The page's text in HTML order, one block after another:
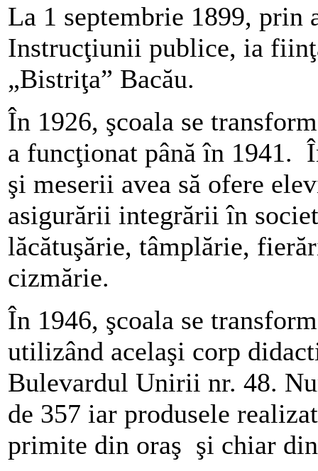
La 1 septembrie 1899,
Instrucţiunii publice, ia
„Bistriţa” Bacău.
În 1926, şcoala se
a funcţionat până în 1941.
şi meserii avea să ofere
asigurării integrării în
lăcătuşărie, tâmplărie,
cizmărie.
În 1946, şcoala se
utilizând acelaşi corp
Bulevardul Unirii nr. 48.
de 357 iar produsele
primite din oraş şi chiar